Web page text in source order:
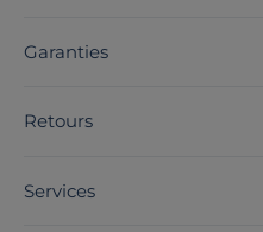
Garanties
Retours
Services